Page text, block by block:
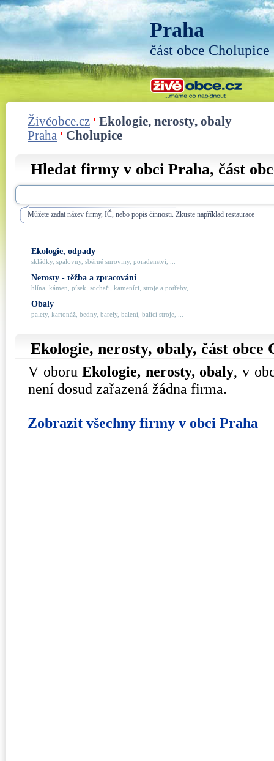
Praha
část obce Cholupice
Živéobce.cz
Ekologie, nerosty, obaly
Praha
Cholupice
Hledat firmy v obci Praha, část
Můžete zadat název firmy, IČ, nebo popis činnosti. Zkuste například restaurace
Ekologie, odpady
skládky, spalovny, sběrné suroviny, poradenství, ...
Nerosty - těžba a zpracování
hlína, kámen, písek, sochaři, kameníci, stroje a potřeby, ...
Obaly
palety, kartonáž, bedny, barely, balení, balící stroje, ...
Ekologie, nerosty, obaly, část obce
V oboruEkologie, nerosty, obaly, v
není dosud zařazená žádna firma.
Zobrazit všechny firmy v obci Praha